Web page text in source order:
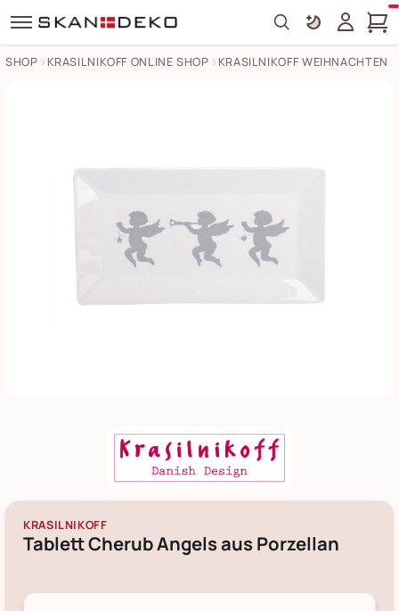
Search
SHOP KRASILNIKOFF ONLINE SHOP KRASILNIKOFF WEIHNACHTEN
KRASILNIKOFF
Tablett Cherub Angels aus Porzellan